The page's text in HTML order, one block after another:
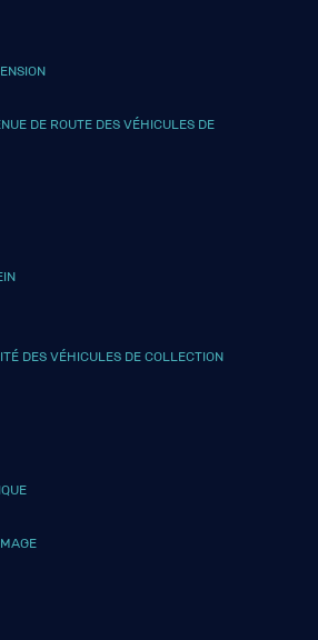
DE ROUTE DES VÉHICULES DE
DES VÉHICULES DE COLLECTION